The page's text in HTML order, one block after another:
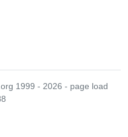
1999 - 2026 - page load